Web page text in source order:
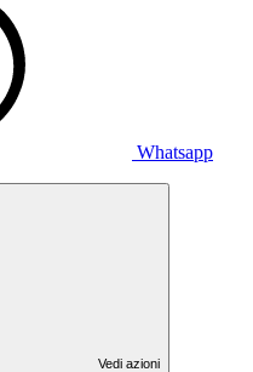
Whatsapp
Vedi azioni